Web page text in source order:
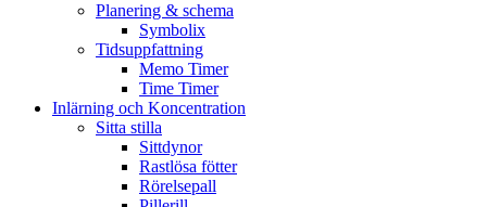
Planering & schema
Symbolix
Tidsuppfattning
Memo Timer
Time Timer
Inlärning och Koncentration
Sitta stilla
Sittdynor
Rastlösa fötter
Rörelsepall